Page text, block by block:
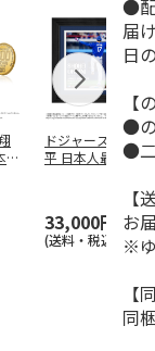
塁
ドジャース 大谷翔
平 日本人最多53試
33,000円
(送料・税込)
●
届
日
【
●の
●二
【
お
※
【
同